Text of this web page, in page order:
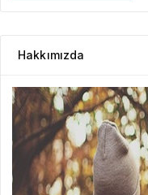
Hakkımızda